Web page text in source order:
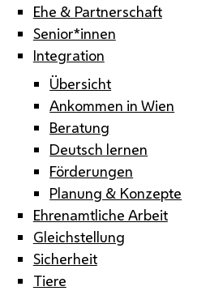
Ehe & Partnerschaft
Senior*innen
Integration
Übersicht
Ankommen in Wien
Beratung
Deutsch lernen
Förderungen
Planung & Konzepte
Ehrenamtliche Arbeit
Gleichstellung
Sicherheit
Tiere